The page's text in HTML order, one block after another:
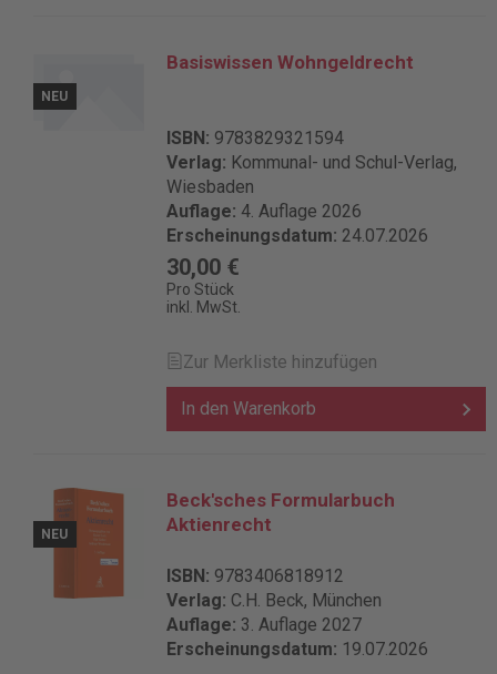
NEU
Basiswissen Wohngeldrecht
ISBN: 9783829321594
Verlag: Kommunal- und Schul-Verlag,
Wiesbaden
Auflage: 4. Auflage 2026
Erscheinungsdatum: 24.07.2026
30,00 €
Pro Stück
inkl. MwSt.
Zur Merkliste hinzufügen
In den Warenkorb
NEU
Beck'sches Formularbuch
Aktienrecht
ISBN: 9783406818912
Verlag: C.H. Beck, München
Auflage: 3. Auflage 2027
Erscheinungsdatum: 19.07.2026